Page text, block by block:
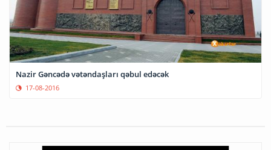
Nazir Gəncədə vətəndaşları qəbul edəcək
17-08-2016